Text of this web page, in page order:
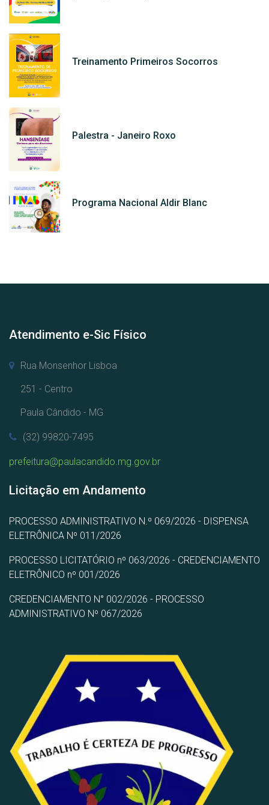
Treinamento Primeiros Socorros
Palestra - Janeiro Roxo
Programa Nacional Aldir Blanc
Atendimento e-Sic Físico
Rua Monsenhor Lisboa
251 - Centro
Paula Cândido - MG
(32) 99820-7495
prefeitura@paulacandido.mg.gov.br
Licitação em Andamento
PROCESSO ADMINISTRATIVO N.º 069/2026 - DISPENSA
ELETRÔNICA Nº 011/2026
PROCESSO LICITATÓRIO nº 063/2026 - CREDENCIAMENTO
ELETRÔNICO nº 001/2026
CREDENCIAMENTO N° 002/2026 - PROCESSO
ADMINISTRATIVO Nº 067/2026